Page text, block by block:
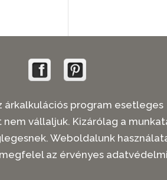
árkalkulációs program esetleges
vállaljuk. Kizárólag a
Weboldalunk
az érvényes